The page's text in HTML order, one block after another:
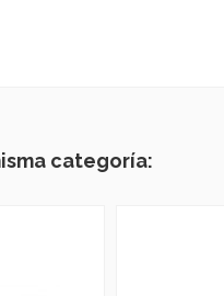
categoría: